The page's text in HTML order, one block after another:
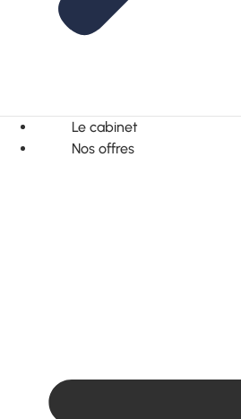
Le cabinet
Nos offres